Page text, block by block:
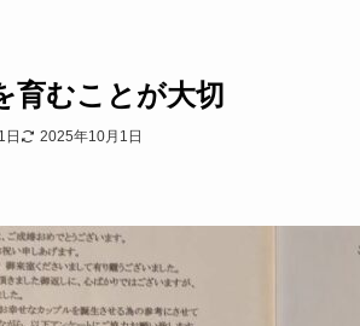
育むことが大切
日 2025年10月1日